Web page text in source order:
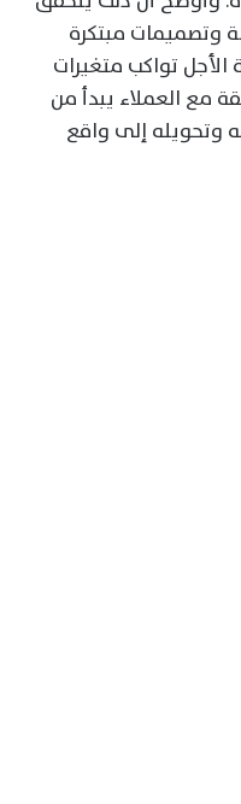
وتصميمات مبتكرة
تواكب متغيرات
مع العملاء يبدأ من
وتحويله إلى واقع